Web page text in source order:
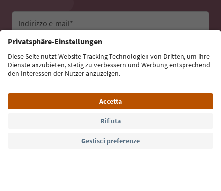
Indirizzo e-mail*
Iscriviti alla newsletter